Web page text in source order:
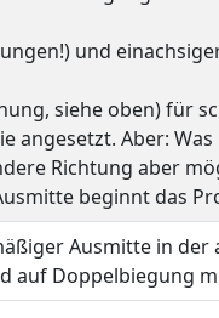
und
siehe oben) für
angesetzt. Aber:
Richtung aber
beginnt das
Ausmitte in der
auf Doppelbiegung